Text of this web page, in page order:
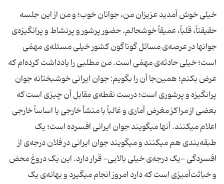
خیلی خوش آمدید عزیزان من، جوانان خوب؛ و من از این جلسه
حقیقتاً، قلباً، عمیقاً خوشحالم. حضور پرشور و پرنشاط و پرانگیزه‌ی
جوانها در عرصه‌ی مسائل گوناگون کشور خیلی مسئله‌ی مهمّی
است؛ خیلی حادثه‌ی مهمّی است. من مطلبی را یادداشت کرده‌ام که
عرض بکنم؛ همین‌جا آن را بگویم: جوان ایرانی خوشبختانه جوان
پرانگیزه و پرشوری است؛ درست نقطه‌ی مقابل آن چیزی است که
بعضی از مراکز مغرض آماری و غالباً با منشأ خارجی یا اساساً خارجی
اعلام میکنند. آنها میگویند جوان ایرانی افسرده است؛ یک
طبقه‌بندی هم میکنند و میگویند جوان ایرانی در فلان درجه‌ی از
افسردگی -یک درجه‌ی خیلی بالایی- قرار دارد. این یک دروغ محض
و خباثت‌آمیزی است که دارد امروز انجام میگیرد و بهانه‌ی یک